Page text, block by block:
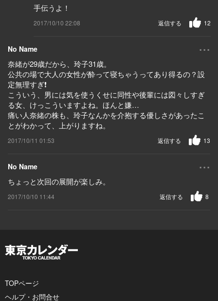
手伝うよ！
2017/10/10 22:08 12
返信する
No Name ...
奈緒が29歳だから、玲子31歳。
公共の場で大人の女性が酔って寝ちゃうってあり得るの？設
定無理すぎ❗️
こういう、男には気を使うくせに同性や後輩には図々しすぎ
る女、けっこういますよね。ほんと嫌…
痛い人奈緒の株も、玲子なんかを介抱する優しさがあったこ
とがわかって、上がりますね。
2017/10/11 01:53 13
返信する
No Name ...
ちょっと次回の展開が楽しみ。
2017/10/10 11:44 8
返信する
TOPページ
ヘルプ・お問合せ